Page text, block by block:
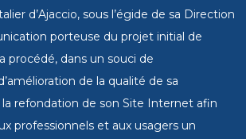
d’Ajaccio, sous l’égide de sa Direction
porteuse du projet initial de
procédé, dans un souci de
de la qualité de sa
refondation de son Site Internet afin
professionnels et aux usagers un